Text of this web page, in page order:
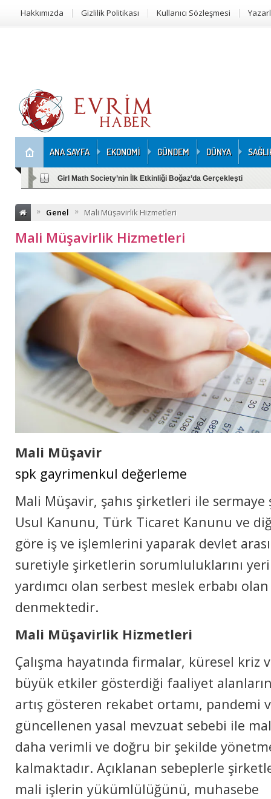
Hakkımızda Gizlilik Politikası Kullanıcı Sözleşmesi
ANA SAYFA EKONOMİ GÜNDEM DÜNYA
Girl Math Society’nin İlk Etkinliği Boğaz’da Gerçekleşti
» Genel » Mali Müşavirlik Hizmetleri
Mali Müşavirlik Hizmetleri
Mali Müşavir
spk gayrimenkul değerleme
Mali Müşavir, şahıs şirketleri ile
Usul Kanunu, Türk Ticaret Kanunu ve
göre iş ve işlemlerini yaparak devlet
suretiyle şirketlerin sorumluluklarını
yardımcı olan serbest meslek erbabı
denmektedir.
Mali Müşavirlik Hizmetleri
Çalışma hayatında firmalar, küresel kriz
büyük etkiler gösterdiği faaliyet
artış gösteren rekabet ortamı, pandemi
güncellenen yasal mevzuat sebebi ile
daha verimli ve doğru bir şekilde
kalmaktadır. Açıklanan sebeplerle
mali işlerin yükümlülüğünü, muhasebe